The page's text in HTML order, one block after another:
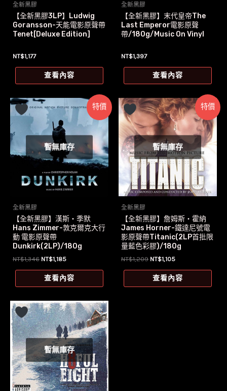
全新黑膠
【全新黑膠3LP】Ludwig
Goransson-天能電影原聲帶
Tenet[Deluxe Edition]
NT$1,177
查看內容
全新黑膠
【全新黑膠】末代皇帝The
Last Emperor電影原聲
帶/180g/Music On Vinyl
NT$1,397
查看內容
特價
暫無庫存
全新黑膠
【全新黑膠】漢斯‧季默
Hans Zimmer-敦克爾克大行
動 電影原聲帶
Dunkirk(2LP)/180g
NT$1,346 原
價
格：
NT$1,185目
價
格：
查看內容
特價
暫無庫存
全新黑膠
【全新黑膠】詹姆斯‧霍納
James Horner-鐵達尼號電
影原聲帶Titanic(2LP首批限
量藍色彩膠)/180g
NT$1,209 原
價
格：
NT$1,105目
價
格：
查看內容
暫無庫存